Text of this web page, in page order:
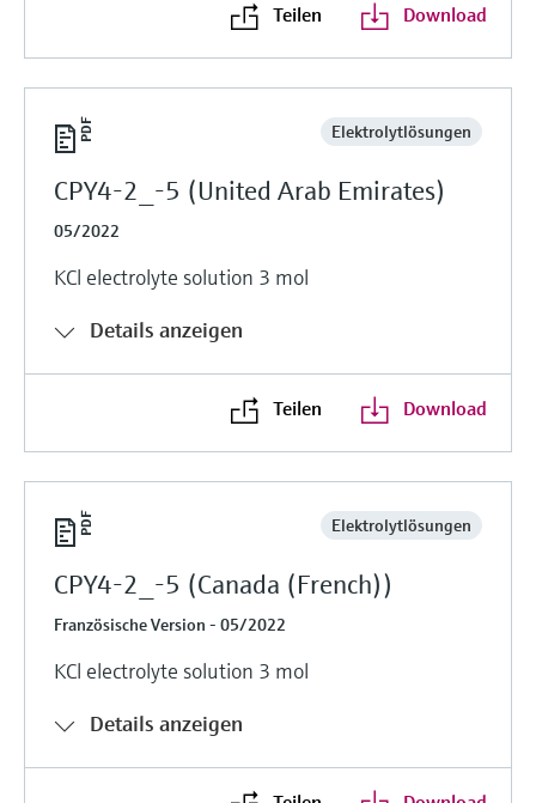
Teilen Download
Elektrolytlösungen
CPY4-2_-5 (United Arab Emirates)
05/2022
KCl electrolyte solution 3 mol
Details anzeigen
Teilen Download
Elektrolytlösungen
CPY4-2_-5 (Canada (French))
Französische Version - 05/2022
KCl electrolyte solution 3 mol
Details anzeigen